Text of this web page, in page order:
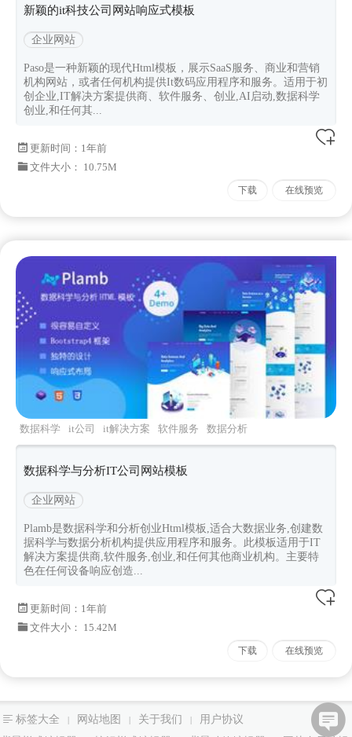
新颖的it科技公司网站响应式模板
企业网站
Paso是一种新颖的现代Html模板，展示SaaS服务、商业和营销
机构网站，或者任何机构提供It数码应用程序和服务。适用于初
创企业,IT解决方案提供商、软件服务、创业,AI启动,数据科学
创业,和任何其...
更新时间： 1年前
文件大小： 10.75M
下载 在线预览
数据科学 it公司 it解决方案 软件服务
数据分析
机构
数据科学与分析IT公司网站模板
企业网站
Plamb是数据科学和分析创业Html模板,适合大数据业务,创建数
据科学与数据分析机构提供应用程序和服务。此模板适用于IT
解决方案提供商,软件服务,创业,和任何其他商业机构。主要特
色在任何设备响应创造...
更新时间： 1年前
文件大小： 15.42M
下载 在线预览
标签大全 | 网站地图 | 关于我们 |
用户协议